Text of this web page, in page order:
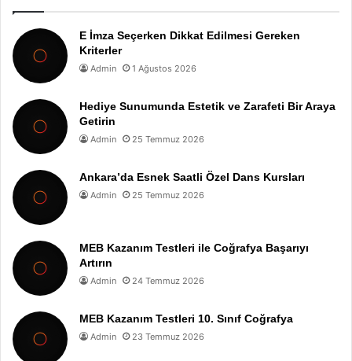
E İmza Seçerken Dikkat Edilmesi Gereken
Kriterler
Admin 1 Ağustos 2026
Hediye Sunumunda Estetik ve Zarafeti Bir Araya
Getirin
Admin 25 Temmuz 2026
Ankara’da Esnek Saatli Özel Dans Kursları
Admin 25 Temmuz 2026
MEB Kazanım Testleri ile Coğrafya Başarıyı
Artırın
Admin 24 Temmuz 2026
MEB Kazanım Testleri 10. Sınıf Coğrafya
Admin 23 Temmuz 2026